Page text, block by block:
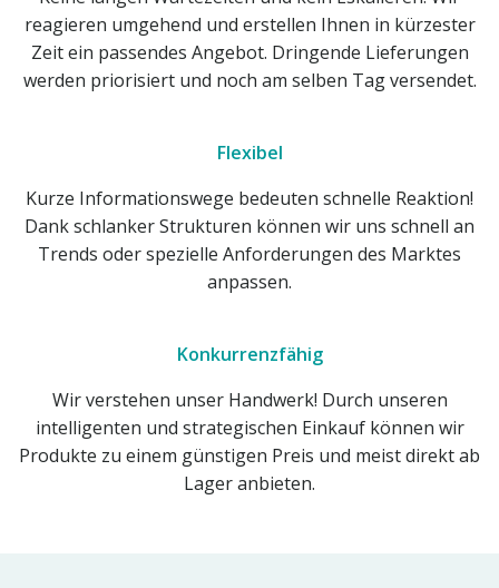
reagieren umgehend und erstellen Ihnen in kürzester
Zeit ein passendes Angebot. Dringende Lieferungen
werden priorisiert und noch am selben Tag versendet.
Flexibel
Kurze Informationswege bedeuten schnelle Reaktion!
Dank schlanker Strukturen können wir uns schnell an
Trends oder spezielle Anforderungen des Marktes
anpassen.
Konkurrenzfähig
Wir verstehen unser Handwerk! Durch unseren
intelligenten und strategischen Einkauf können wir
Produkte zu einem günstigen Preis und meist direkt ab
Lager anbieten.